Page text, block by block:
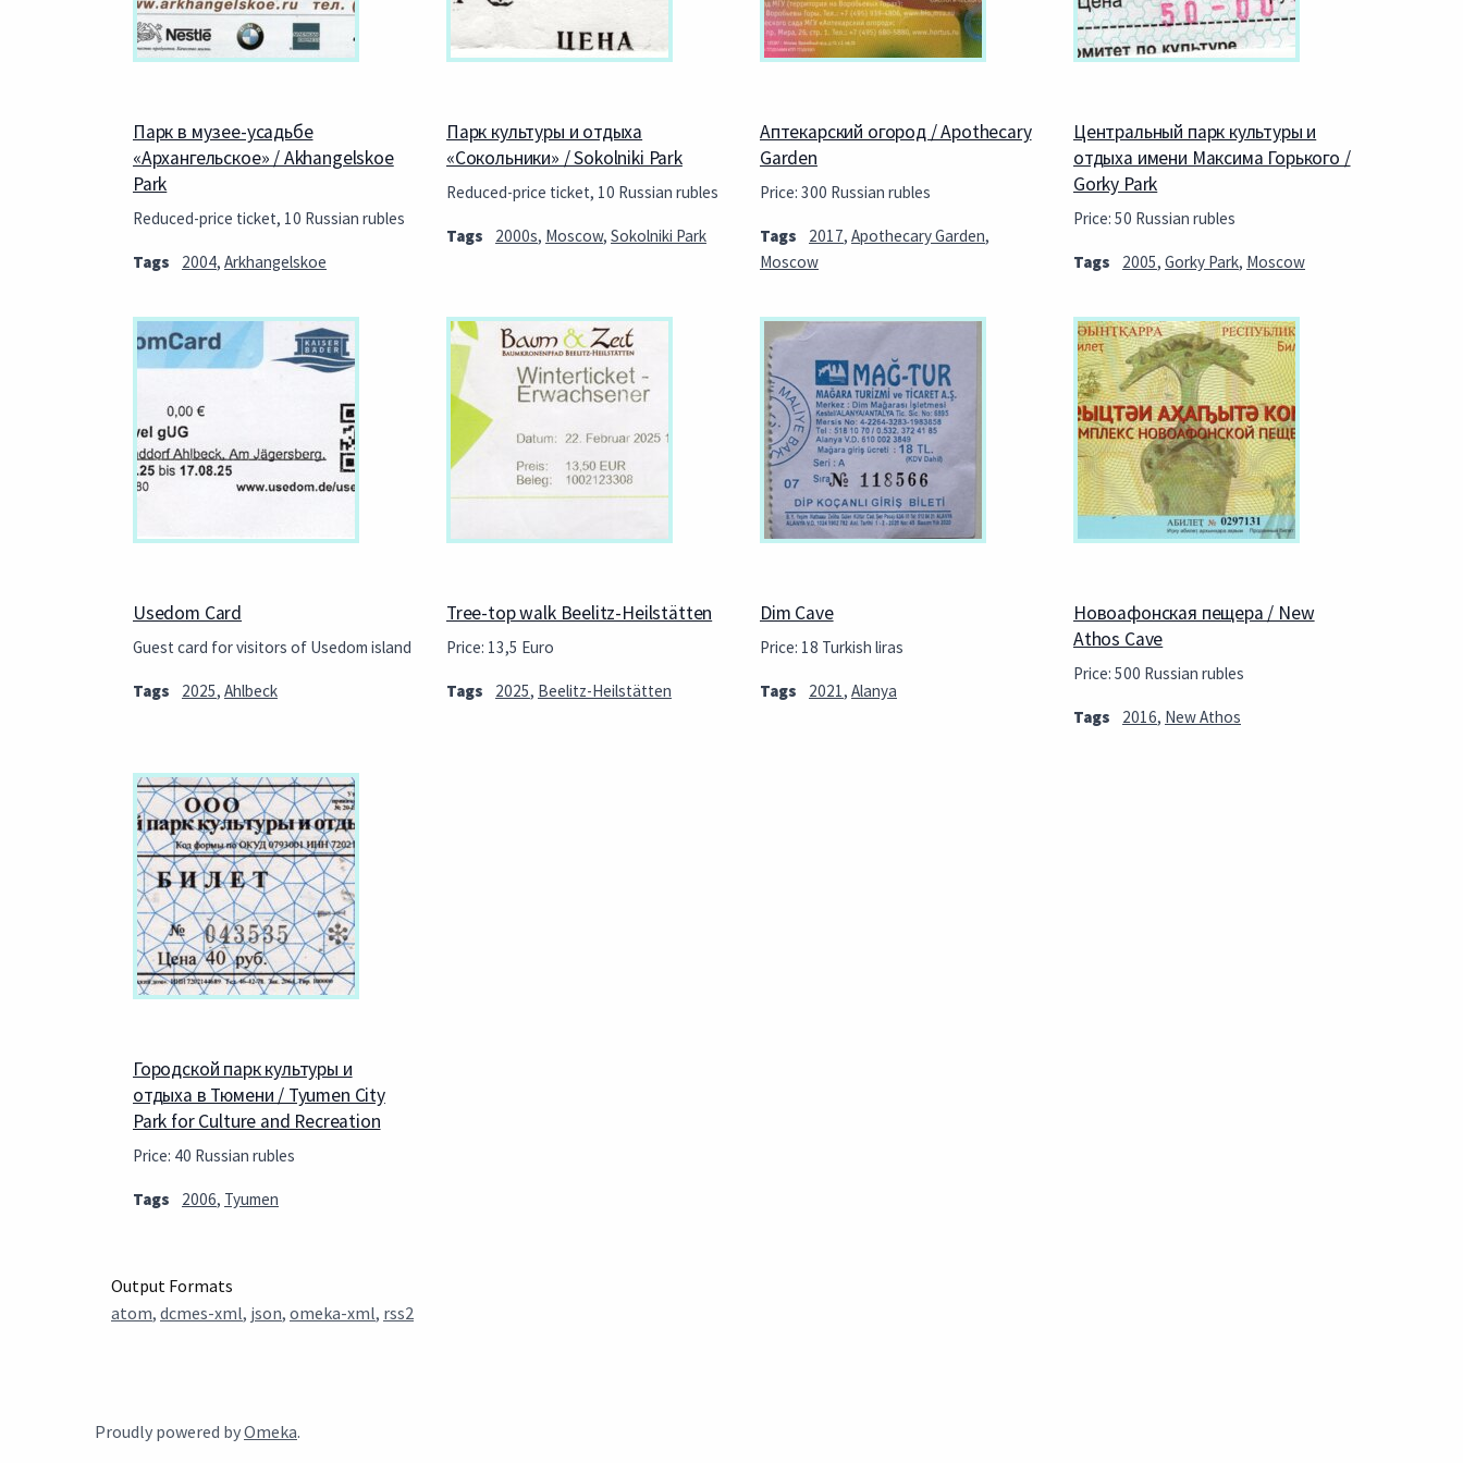
Парк в музее-усадьбе
«Архангельское» / Akhangelskoe
Park
Reduced-price ticket, 10 Russian rubles
Tags 2004, Arkhangelskoe
Парк культуры и отдыха
«Сокольники» / Sokolniki Park
Reduced-price ticket, 10 Russian rubles
Tags 2000s, Moscow, Sokolniki Park
Аптекарский огород / Apothecary
Garden
Price: 300 Russian rubles
Tags 2017, Apothecary Garden,
Moscow
Центральный парк культуры и
отдыха имени Максима Горького /
Gorky Park
Price: 50 Russian rubles
Tags 2005, Gorky Park, Moscow
Usedom Card
Guest card for visitors of Usedom island
Tags 2025, Ahlbeck
Tree-top walk Beelitz-Heilstätten
Price: 13,5 Euro
Tags 2025, Beelitz-Heilstätten
Dim Cave
Price: 18 Turkish liras
Tags 2021, Alanya
Новоафонская пещера / New
Athos Cave
Price: 500 Russian rubles
Tags 2016, New Athos
Городской парк культуры и
отдыха в Тюмени / Tyumen City
Park for Culture and Recreation
Price: 40 Russian rubles
Tags 2006, Tyumen
Output Formats
atom, dcmes-xml, json, omeka-xml, rss2
Proudly powered byOmeka.